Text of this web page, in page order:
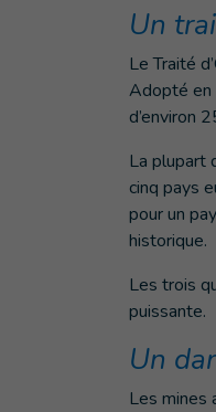
Un
Le Traité
Adopté en
d’environ
La plupart
cinq pays
pour un
historique.
Les trois
puissante.
Un
Les mines